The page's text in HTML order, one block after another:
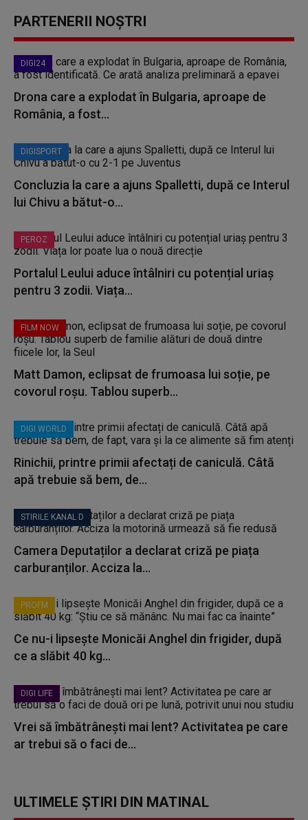
PARTENERII NOȘTRI
DIGI24
Drona care a explodat în Bulgaria, aproape de
România, a fost...
DIGISPORT
Concluzia la care a ajuns Spalletti, după ce Interul
lui Chivu a bătut-o...
PEROZ
Portalul Leului aduce întâlniri cu potențial uriaș
pentru 3 zodii. Viața...
FILM NOW
Matt Damon, eclipsat de frumoasa lui soție, pe
covorul roșu. Tablou superb...
DIGI WORLD
Rinichii, printre primii afectați de caniculă. Câtă
apă trebuie să bem, de...
STIRILE KANAL D
Camera Deputaților a declarat criză pe piața
carburanților. Acciza la...
PROFM
Ce nu-i lipsește Monicăi Anghel din frigider, după
ce a slăbit 40 kg...
DIGI LIFE
Vrei să îmbătrânești mai lent? Activitatea pe care
ar trebui să o faci de...
ULTIMELE ȘTIRI DIN MATINAL